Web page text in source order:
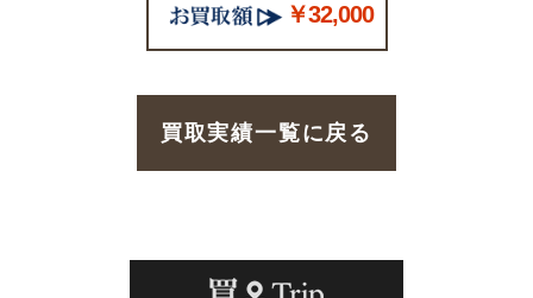
￥32,000
買取実績一覧に戻る